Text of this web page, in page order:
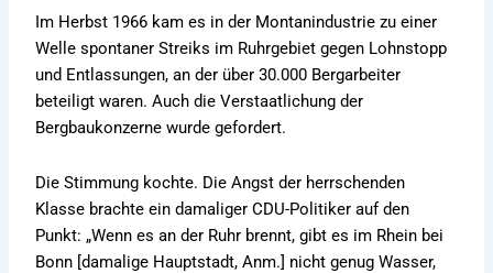
Im Herbst 1966 kam es in der Montanindustrie zu einer
Welle spontaner Streiks im Ruhrgebiet gegen Lohnstopp
und Entlassungen, an der über 30.000 Bergarbeiter
beteiligt waren. Auch die Verstaatlichung der
Bergbaukonzerne wurde gefordert.
Die Stimmung kochte. Die Angst der herrschenden
Klasse brachte ein damaliger CDU-Politiker auf den
Punkt: „Wenn es an der Ruhr brennt, gibt es im Rhein bei
Bonn [damalige Hauptstadt, Anm.] nicht genug Wasser,